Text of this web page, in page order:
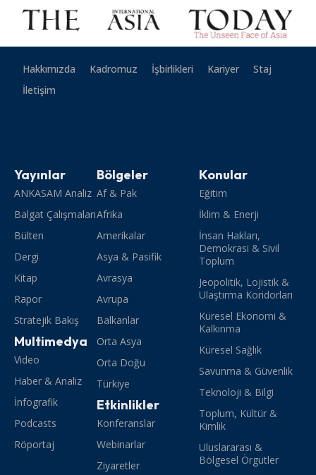
Hakkımızda Kadromuz İşbirlikleri Kariyer
Staj
İletişim
Yayınlar
ANKASAM Analiz
Balgat Çalışmaları
Bülten
Dergi
Kitap
Rapor
Stratejik Bakış
Multimedya
Video
Haber & Analiz
İnfografik
Podcasts
Röportaj
Bölgeler
Af & Pak
Afrika
Amerikalar
Asya & Pasifik
Avrasya
Avrupa
Balkanlar
Orta Asya
Orta Doğu
Türkiye
Etkinlikler
Konferanslar
Webinarlar
Ziyaretler
Konular
Eğitim
İklim & Enerji
İnsan Hakları,
Demokrasi & Sivil
Toplum
Jeopolitik, Lojistik &
Ulaştırma Koridorları
Küresel Ekonomi &
Kalkınma
Küresel Sağlık
Savunma & Güvenlik
Teknoloji & Bilgi
Toplum, Kültür &
Kimlik
Uluslararası &
Bölgesel Örgütler